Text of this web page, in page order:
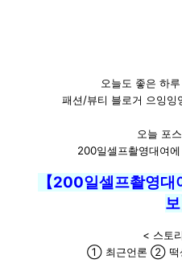
오늘도 좋은 하
패션/뷰티 블로거 으잉
오늘 포
200일셀프촬영대여
【200일셀프촬영대
보
< 스토
① 최근언론 ② 떡